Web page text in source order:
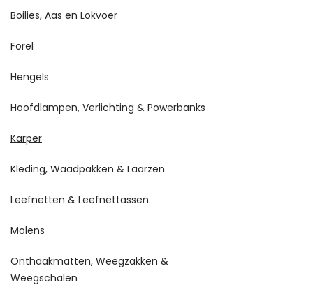
Boilies, Aas en Lokvoer
Forel
Hengels
Hoofdlampen, Verlichting & Powerbanks
Karper
Kleding, Waadpakken & Laarzen
Leefnetten & Leefnettassen
Molens
Onthaakmatten, Weegzakken &
Weegschalen